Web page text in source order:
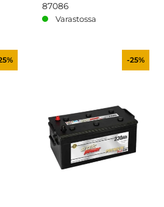
87086
Varastossa
-25%